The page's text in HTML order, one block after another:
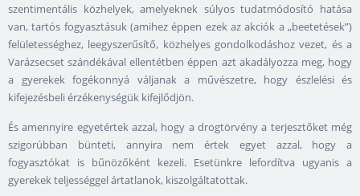
szentimentális közhelyek, amelyeknek súlyos tudatmódosító hatása
van, tartós fogyasztásuk (amihez éppen ezek az akciók a „beetetések”)
felületességhez, leegyszerűsítő, közhelyes gondolkodáshoz vezet, és a
Varázsecset szándékával ellentétben éppen azt akadályozza meg, hogy
a gyerekek fogékonnyá váljanak a művészetre, hogy észlelési és
kifejezésbeli érzékenységük kifejlődjön.
És amennyire egyetértek azzal, hogy a drogtörvény a terjesztőket még
szigorúbban bünteti, annyira nem értek egyet azzal, hogy a
fogyasztókat is bűnözőként kezeli. Esetünkre lefordítva ugyanis a
gyerekek teljességgel ártatlanok, kiszolgáltatottak.